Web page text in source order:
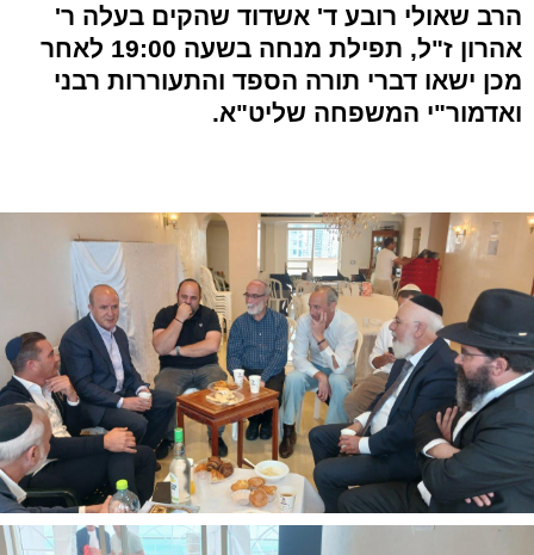
הרב שאולי רובע ד' אשדוד שהקים בעלה ר'
אהרון ז"ל, תפילת מנחה בשעה 19:00 לאחר
מכן ישאו דברי תורה הספד והתעוררות רבני
ואדמור"י המשפחה שליט"א.